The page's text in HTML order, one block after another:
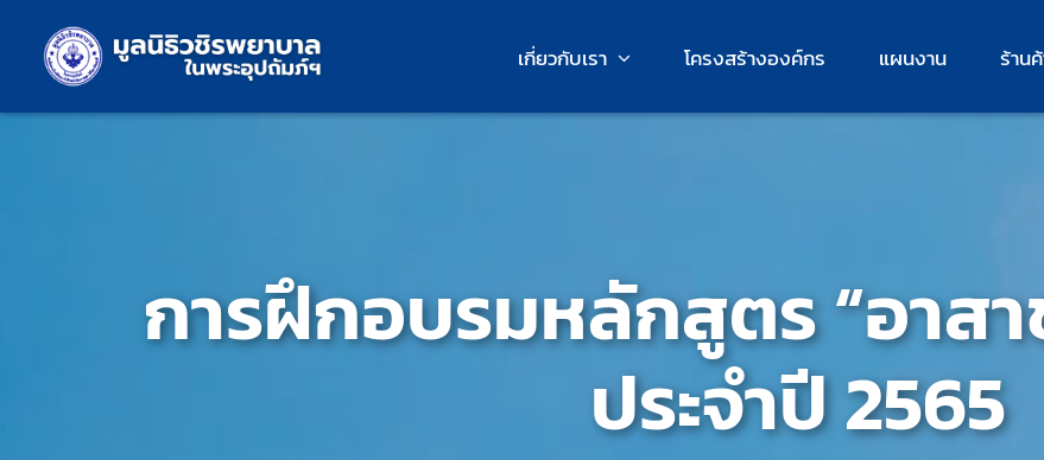
content
เกี่ยวกับเรา โครงสร้างองค์กร แผนงาน ร้าน
การฝึกอบรมหลักสูตร “อาส
ประจำปี 2565